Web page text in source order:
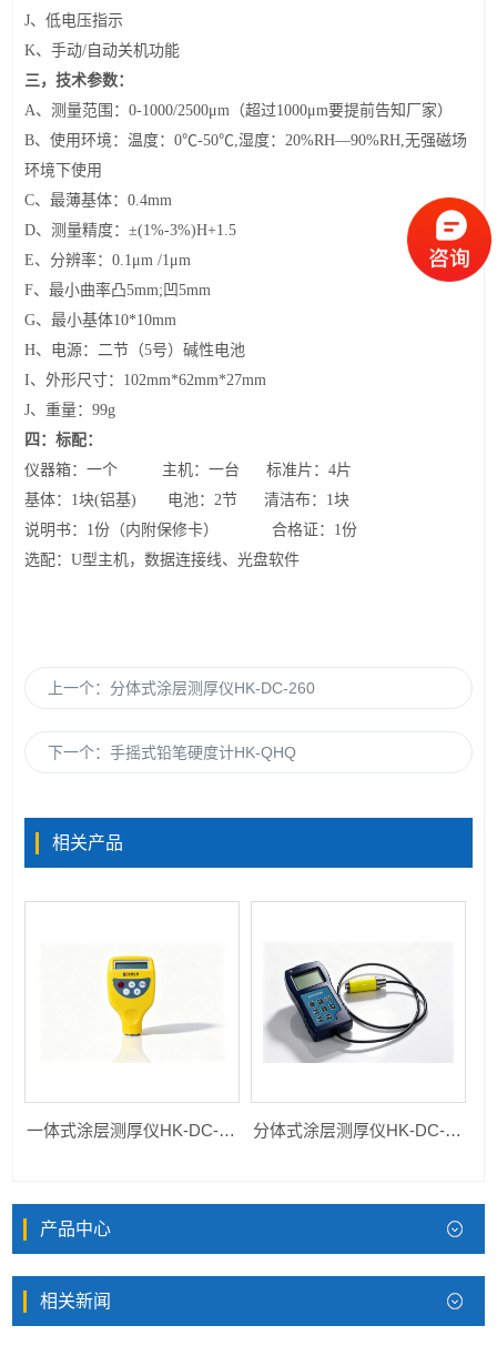
J、低电压指示
K、手动/自动关机功能
三，技术参数：
A、测量范围：0-1000/2500μm（超过1000μm要提前告知厂家）
B、使用环境：温度：0℃-50℃,湿度：20%RH—90%RH,无强磁场
环境下使用
C、最薄基体：0.4mm
D、测量精度：±(1%-3%)H+1.5
E、分辨率：0.1μm /1μm
F、最小曲率凸5mm;凹5mm
G、最小基体10*10mm
H、电源：二节（5号）碱性电池
I、外形尺寸：102mm*62mm*27mm
J、重量：99g
四：标配：
仪器箱：一个 主机：一台 标准片：4片
基体：1块(铝基) 电池：2节 清洁布：1块
说明书：1份（内附保修卡） 合格证：1份
选配：U型主机，数据连接线、光盘软件
上一个： 分体式涂层测厚仪HK-DC-260
下一个：手摇式铅笔硬度计HK-QHQ
相关产品
一体式涂层测厚仪HK-DC-210 分体式涂层测厚仪HK-DC-260
产品中心
相关新闻